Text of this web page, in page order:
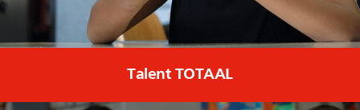
Talent TOTAAL